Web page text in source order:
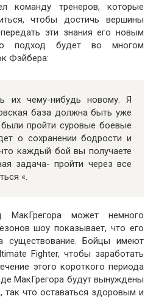
команду тренеров, которые
чтобы достичь вершины
эти знания его новым
подход будет во многом
Фэйбера:
их чему-нибудь новому. Я
база должна быть уже
пройти суровые боевые
о сохранении бодрости и
каждый бой вы получаете
задача- пройти через все
«.
МакГрегора может немного
шоу показывает, что его
существование. Бойцы имеют
Fighter, чтобы заработать
этого короткого периода
МакГрегора будут вынуждены
так что оставаться здоровым и